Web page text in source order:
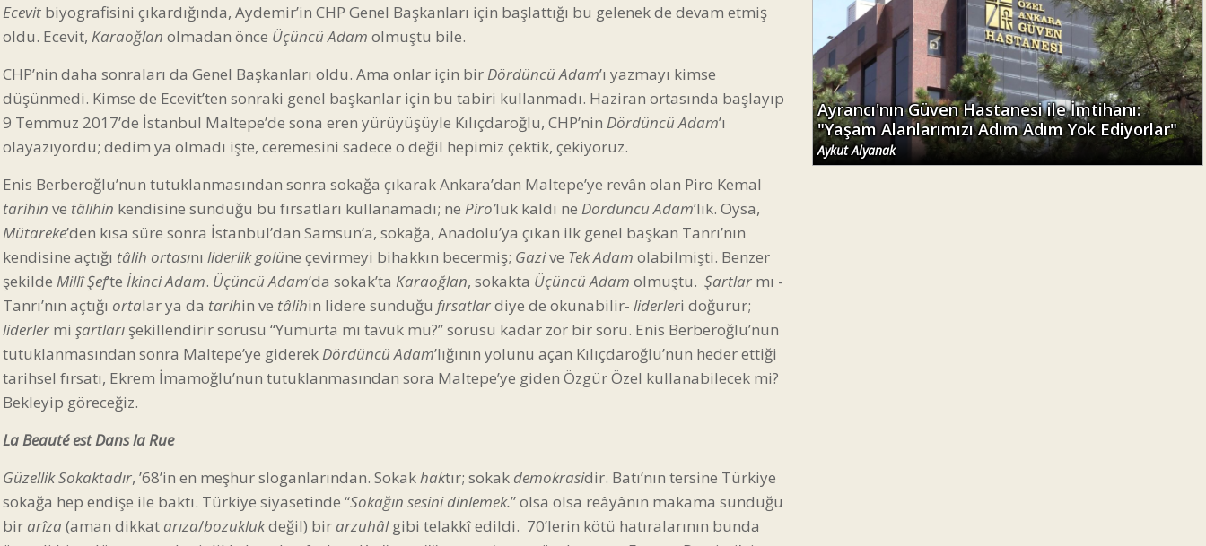
Ecevit biyografisini çıkardığında, Aydemir’in CHP Genel Başkanları için başlattığı bu gelenek de devam etmiş
oldu. Ecevit, Karaoğlan olmadan önce Üçüncü Adam olmuştu bile.
CHP’nin daha sonraları da Genel Başkanları oldu. Ama onlar için bir Dördüncü Adam’ı yazmayı kimse
düşünmedi. Kimse de Ecevit’ten sonraki genel başkanlar için bu tabiri kullanmadı. Haziran ortasında başlayıp
9 Temmuz 2017’de İstanbul Maltepe’de sona eren yürüyüşüyle Kılıçdaroğlu, CHP’nin Dördüncü Adam’ı
olayazıyordu; dedim ya olmadı işte, ceremesini sadece o değil hepimiz çektik, çekiyoruz.
Enis Berberoğlu’nun tutuklanmasından sonra sokağa çıkarak Ankara’dan Maltepe’ye revân olan Piro Kemal
tarihin ve tâlihin kendisine sunduğu bu fırsatları kullanamadı; ne Piro’luk kaldı ne Dördüncü Adam’lık. Oysa,
Mütareke’den kısa süre sonra İstanbul’dan Samsun’a, sokağa, Anadolu’ya çıkan ilk genel başkan Tanrı’nın
kendisine açtığı tâlih ortasını liderlik golüne çevirmeyi bihakkın becermiş; Gazive Tek Adam olabilmişti. Benzer
şekilde Millî Şef’te İkinci Adam. Üçüncü Adam’da sokak’ta Karaoğlan, sokakta Üçüncü Adam olmuştu. Şartlar mı -
Tanrı’nın açtığı ortalar ya da tarihin ve tâlihin lidere sunduğu fırsatlardiye de okunabilir- liderleri doğurur;
liderler mi şartları şekillendirir sorusu “Yumurta mı tavuk mu?” sorusu kadar zor bir soru. Enis Berberoğlu’nun
tutuklanmasından sonra Maltepe’ye giderek Dördüncü Adam’lığının yolunu açan Kılıçdaroğlu’nun heder ettiği
tarihsel fırsatı, Ekrem İmamoğlu’nun tutuklanmasından sora Maltepe’ye giden Özgür Özel kullanabilecek mi?
Bekleyip göreceğiz.
La Beauté est Dans la Rue
Güzellik Sokaktadır, ’68’in en meşhur sloganlarından. Sokakhaktır; sokak demokrasidir. Batı’nın tersine Türkiye
sokağa hep endişe ile baktı. Türkiye siyasetinde “Sokağın sesini dinlemek.” olsa olsa reâyânın makama sunduğu
bir arîza (aman dikkat arıza/bozuklukdeğil) bir arzuhâlgibi telakkî edildi. 70’lerin kötü hatıralarının bunda
Ayrancı'nın Güven Hastanesi ile İmtihanı:
"Yaşam Alanlarımızı Adım Adım Yok Ediyorlar"
Aykut Alyanak